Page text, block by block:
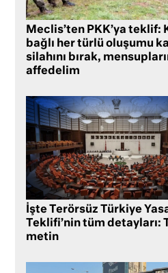
Meclis’ten PKK’ya teklif:
bağlı her türlü oluşumu
silahını bırak,
affedelim
İşte Terörsüz Türkiye
Teklifi’nin tüm detayları:
metin